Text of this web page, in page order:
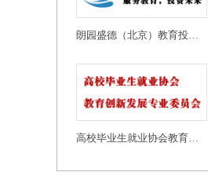
朗园盛德（北京）教育投资有限公司